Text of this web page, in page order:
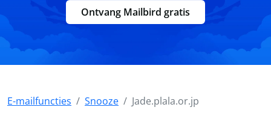
Ontvang Mailbird gratis
E-mailfuncties Snooze Jade.plala.or.jp